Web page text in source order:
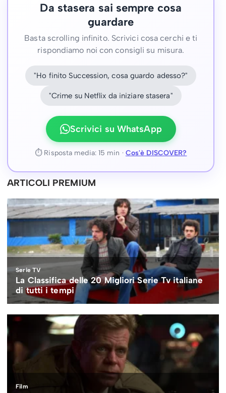
Da stasera sai sempre cosa
guardare
Basta scrolling infinito. Scrivici cosa cerchi e ti
rispondiamo noi con consigli su misura.
"Ho finito Succession, cosa guardo adesso?"
"Crime su Netflix da iniziare stasera"
Scrivici su WhatsApp
⏱ Risposta media: 15 min · Cos'è DISCOVER?
ARTICOLI PREMIUM